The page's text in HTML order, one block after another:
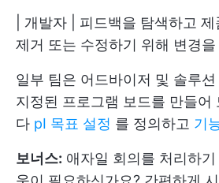
| 개발자 | 피드백을 탐색하고
제거 또는 수정하기 위해 변경
일부 팀은 어드바이저 및 솔루
지정된 프로그램 보드를 만들어
다 pI 목표 설정 를 정의하고 기
보너스: 애자일 회의를 처리하